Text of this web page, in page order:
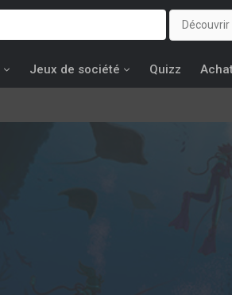
Découvrir
Jeux de société Quizz